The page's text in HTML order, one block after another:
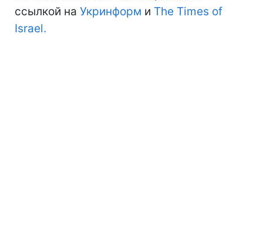
ссылкой на Укринформ и The Times of
Israel.